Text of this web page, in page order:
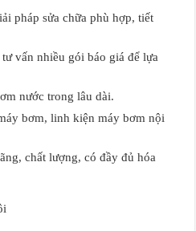
pháp sửa chữa phù hợp, tiết
vấn nhiều gói báo giá để lựa
nước trong lâu dài.
bơm, linh kiện máy bơm nội
chất lượng, có đầy đủ hóa